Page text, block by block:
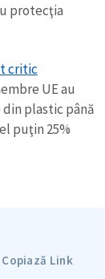
protecţia
critic
UE au
plastic până
puţin 25%
Copiază Link